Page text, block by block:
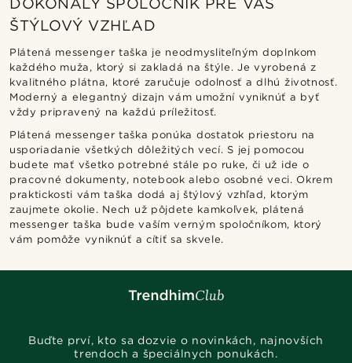
ŠTÝLOVÝ VZHĽAD
Plátená messenger taška je neodmysliteľným doplnkom
každého muža, ktorý si zakladá na štýle. Je vyrobená z
kvalitného plátna, ktoré zaručuje odolnosť a dlhú životnosť.
Moderný a elegantný dizajn vám umožní vyniknúť a byť
vždy pripravený na každú príležitosť.
Plátená messenger taška ponúka dostatok priestoru na
usporiadanie všetkých dôležitých vecí. S jej pomocou
budete mať všetko potrebné stále po ruke, či už ide o
pracovné dokumenty, notebook alebo osobné veci. Okrem
praktickosti vám taška dodá aj štýlový vzhľad, ktorým
zaujmete okolie. Nech už pôjdete kamkoľvek, plátená
messenger taška bude vaším verným spoločníkom, ktorý
vám pomôže vyniknúť a cítiť sa skvele.
Buďte prví, kto sa dozvie o novinkách, najnovších
trendoch a špeciálnych ponukách.